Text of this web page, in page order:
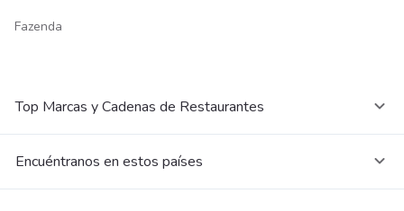
Fazenda
Top Marcas y Cadenas de Restaurantes
Encuéntranos en estos países